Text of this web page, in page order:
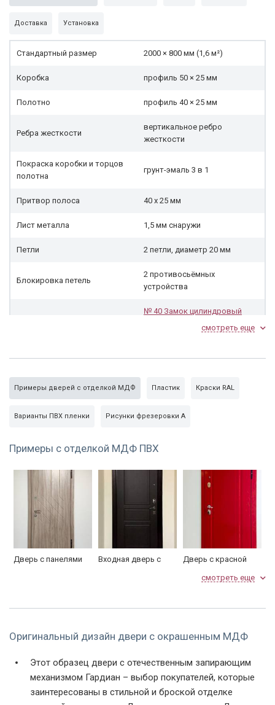
Доставка Установка
Стандартный размер 2000 × 800 мм (1,6 м²)
Коробка профиль 50 × 25 мм
Полотно профиль 40 × 25 мм
Ребра жесткости
вертикальное ребро
жесткости
Покраска коробки и торцов
полотна
грунт-эмаль 3 в 1
Притвор полоса 40 х 25 мм
Лист металла 1,5 мм снаружи
Петли 2 петли, диаметр 20 мм
Блокировка петель
2 противосьёмных
устройства
№ 40 Замок цилиндровый
ассортименте, ручки
Личина
Внутренняя сторона панель МДФ с фрезеровкой
Утеплитель синтепон с двух сторон
Внешняя сторона панель МДФ с фрезеровкой
Глазок
Упаковка пленка
смотреть еще
Примеры дверей с отделкой МДФ Пластик Краски RAL
Варианты ПВХ пленки Рисунки фрезеровки А
Примеры с отделкой МДФ ПВХ
Дверь с панелями
Входная дверь с
Дверь с красной
Черная МДФ
накладка
Фрезерованная
МДФ панель
Синяя МДФ
накладка
смотреть еще
Оригинальный дизайн двери с окрашенным МДФ
Этот образец двери с отечественным запирающим
механизмом Гардиан – выбор покупателей, которые
заинтересованы в стильной и броской отделке